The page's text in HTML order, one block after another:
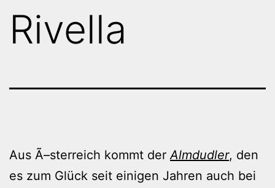
Rivella
Aus Ã–sterreich kommt der Almdudler, den
es zum Glück seit einigen Jahren auch bei